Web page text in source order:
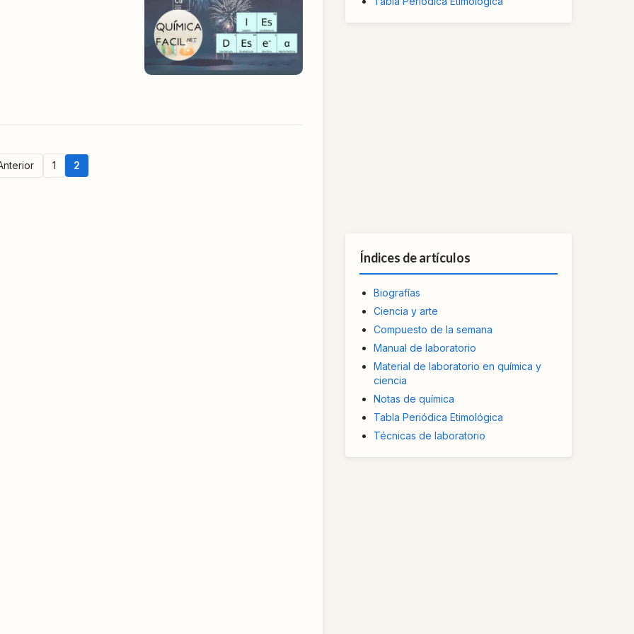
1 2
Índices de artículos
Biografías
Ciencia y arte
Compuesto de la semana
Manual de laboratorio
Material de laboratorio en química y
ciencia
Notas de química
Tabla Periódica Etimológica
Técnicas de laboratorio